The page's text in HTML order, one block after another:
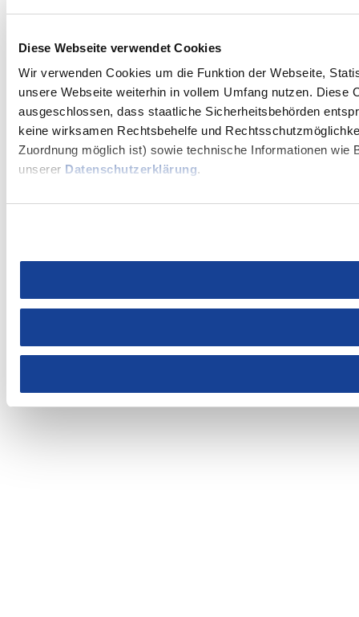
Diese Webseite verwendet Cookies
Wir verwenden Cookies um die Funktion der Webseite,
unsere Webseite weiterhin in vollem Umfang nutzen.
ausgeschlossen, dass staatliche Sicherheitsbehörden
keine wirksamen Rechtsbehelfe und
Zuordnung möglich ist) sowie technische Informationen wie
unserer Datenschutzerklärung.